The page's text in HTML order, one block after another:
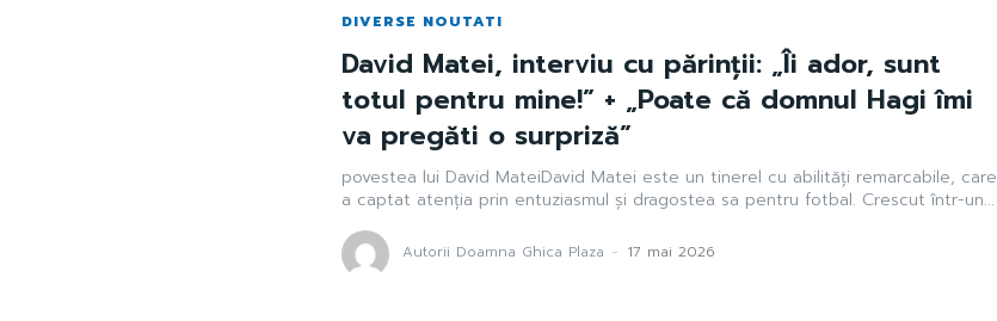
DIVERSE NOUTATI
David Matei, interviu cu părinții: „Îi ador, sunt
totul pentru mine!” + „Poate că domnul Hagi îmi
va pregăti o surpriză”
povestea lui David MateiDavid Matei este un tinerel cu abilități remarcabile, care
a captat atenția prin entuziasmul și dragostea sa pentru fotbal. Crescut într-un...
Autorii Doamna Ghica Plaza - 17 mai 2026